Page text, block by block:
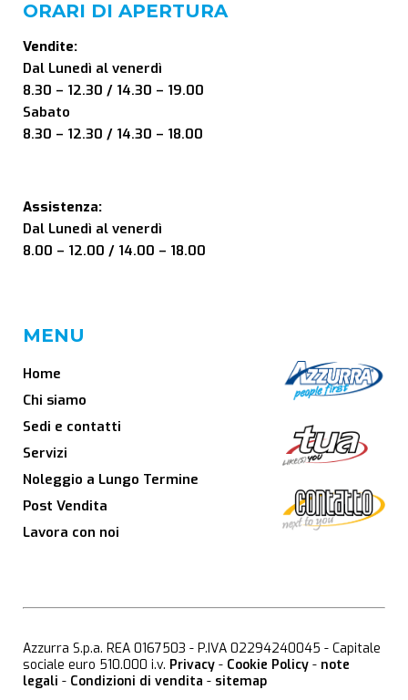
ORARI DI APERTURA
Vendite:
Dal Lunedì al venerdì
8.30 – 12.30 / 14.30 – 19.00
Sabato
8.30 – 12.30 / 14.30 – 18.00
Assistenza:
Dal Lunedì al venerdì
8.00 – 12.00 / 14.00 – 18.00
MENU
Home
Chi siamo
Sedi e contatti
Servizi
Noleggio a Lungo Termine
Post Vendita
Lavora con noi
Azzurra S.p.a. REA 0167503 - P.IVA 02294240045 - Capitale
sociale euro 510.000 i.v. Privacy - Cookie Policy - note
legali - Condizioni di vendita - sitemap